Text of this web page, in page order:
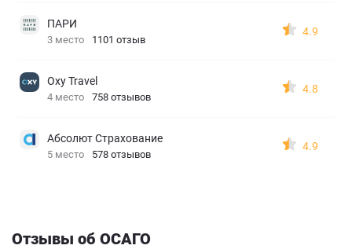
ПАРИ
3 место 1101 отзыв
4.9
Oxy Travel
4 место 758 отзывов
4.8
Абсолют Страхование
5 место 578 отзывов
4.9
Отзывы об ОСАГО